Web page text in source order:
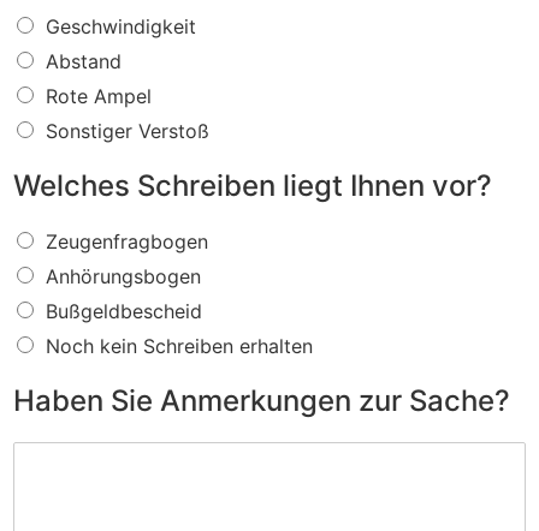
W
a
s
f
ü
r
i
V
e
r
s
t
o
ß
w
Geschwindigkeit
Abstand
Rote Ampel
Sonstiger Verstoß
Welches Schreiben liegt Ihnen vor?
W
e
c
h
e
S
Zeugenfragbogen
Anhörungsbogen
Bußgeldbescheid
Noch kein Schreiben erhalten
Haben Sie Anmerkungen zur Sache?